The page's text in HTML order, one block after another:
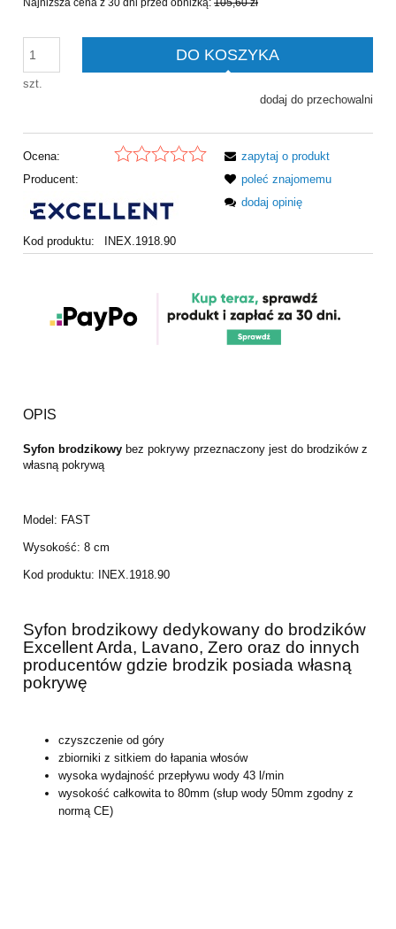
Najniższa cena z 30 dni przed obniżką: 105,60 zł
szt.
DO KOSZYKA
dodaj do przechowalni
Ocena:
Producent:
Kod produktu: INEX.1918.90
zapytaj o produkt
poleć znajomemu
dodaj opinię
OPIS
Syfon brodzikowy bez pokrywy przeznaczony jest do brodzików z
własną pokrywą
Model: FAST
Wysokość: 8 cm
Kod produktu: INEX.1918.90
Syfon brodzikowy dedykowany do brodzików
Excellent Arda, Lavano, Zero oraz do innych
producentów gdzie brodzik posiada własną
pokrywę
czyszczenie od góry
zbiorniki z sitkiem do łapania włosów
wysoka wydajność przepływu wody 43 l/min
wysokość całkowita to 80mm (słup wody 50mm zgodny z
normą CE)